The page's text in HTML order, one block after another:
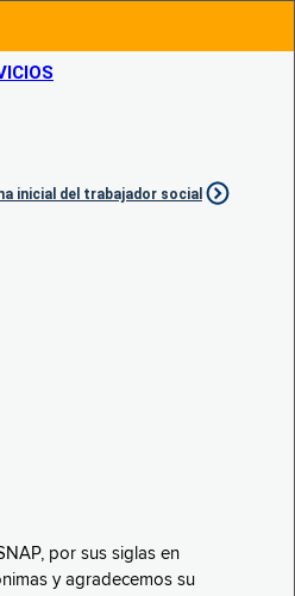
inicial del trabajador social
por sus siglas en
y agradecemos su